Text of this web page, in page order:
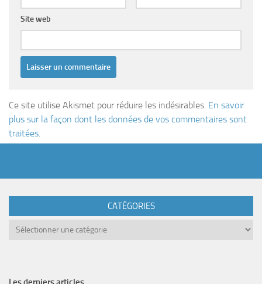
Site web
Ce site utilise Akismet pour réduire les indésirables. En savoir
plus sur la façon dont les données de vos commentaires sont
traitées
CATÉGORIES
Catégories